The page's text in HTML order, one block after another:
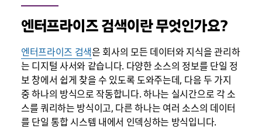
엔터프라이즈 검색이란 무엇인가요?
엔터프라이즈 검색은 회사의 모든 데이터와 지식을 관리하
는 디지털 사서와 같습니다. 다양한 소스의 정보를 단일 정
보 창에서 쉽게 찾을 수 있도록 도와주는데, 다음 두 가지
중 하나의 방식으로 작동합니다. 하나는 실시간으로 각 소
스를 쿼리하는 방식이고, 다른 하나는 여러 소스의 데이터
를 단일 통합 시스템 내에서 인덱싱하는 방식입니다.